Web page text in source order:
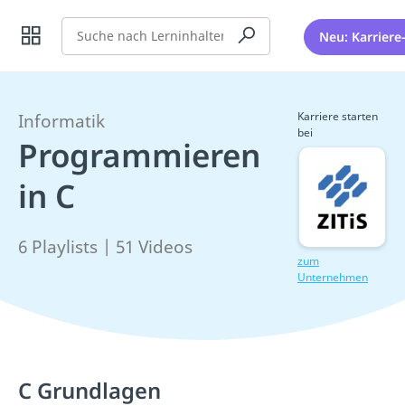
Suche Neu:
Informatik
Programmieren
in C
6 Playlists | 51 Videos
Karriere starten
bei
zum
Unternehmen
C Grundlagen